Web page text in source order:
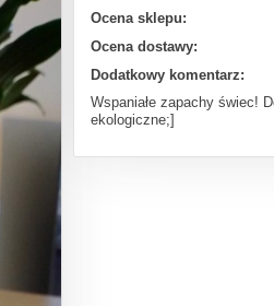
Ocena sklepu:
Ocena dostawy:
Dodatkowy komentarz:
Wspaniałe zapachy świec!
ekologiczne;]